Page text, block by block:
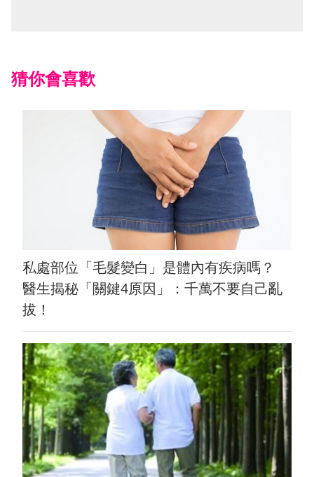
猜你會喜歡
私處部位「毛髮變白」是體內有疾病嗎？
醫生揭秘「關鍵4原因」：千萬不要自己亂
拔！